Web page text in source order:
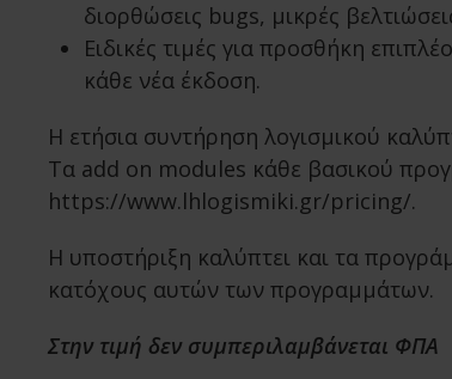
διορθώσεις bugs, μικρές
Ειδικές τιμές για προσθήκη
κάθε νέα έκδοση.
Η ετήσια συντήρηση λογισμικού
Τα add on modules κάθε βασικού
https://www.lhlogismiki.gr/pricing/.
Η υποστήριξη καλύπτει και τα
κατόχους αυτών των προγραμμάτων.
Στην τιμή δεν συμπεριλαμβάνεται ΦΠΑ